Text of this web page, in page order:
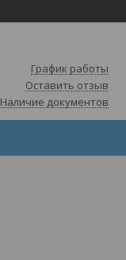
График работы
Оставить отзыв
Наличие документов